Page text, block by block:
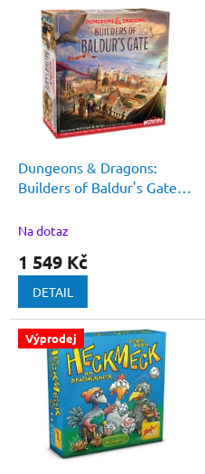
Dungeons & Dragons:
Builders of Baldur's Gate -
Na dotaz
1 549 Kč
DETAIL
Výprodej